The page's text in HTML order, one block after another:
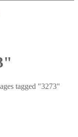
tagged "3273"